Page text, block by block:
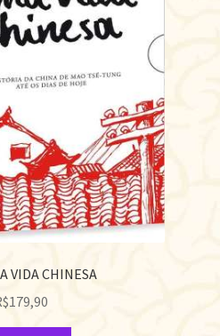
VIDA CHINESA
179,90